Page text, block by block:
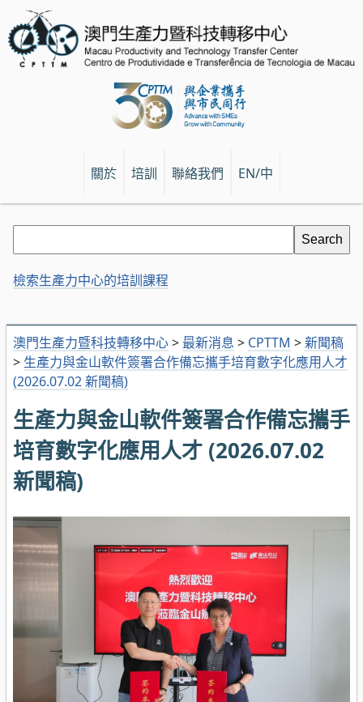
關於 培訓 聯絡我們 EN/中
澳門生產力暨科技轉移中心> 最新消息 > CPTTM >新聞稿
> 生產力與金山軟件簽署合作備忘攜手培育數字化應用人才
(2026.07.02 新聞稿)
生產力與金山軟件簽署合作備忘攜手
培育數字化應用人才 (2026.07.02
新聞稿)
檢索生產力中心的培訓課程